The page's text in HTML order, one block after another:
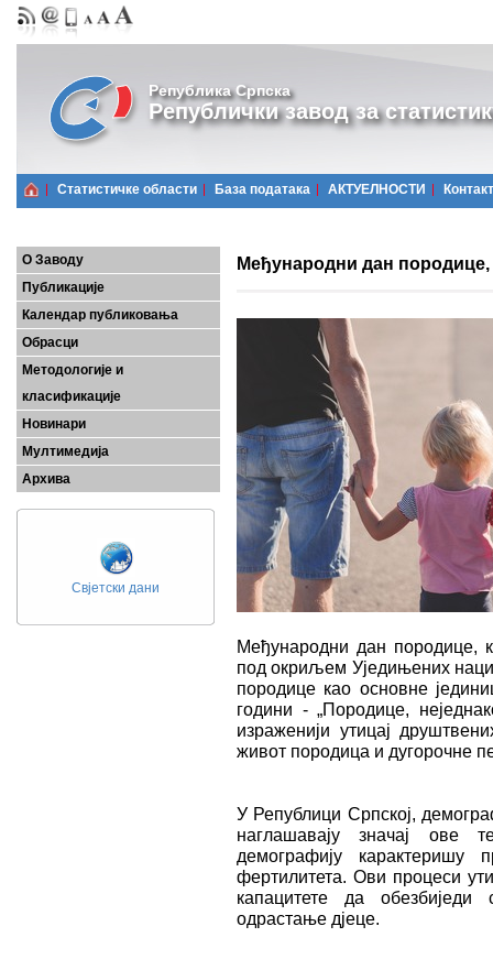
Република Српска
Републички завод за
Статистичке области Базa података АКТУЕЛНОСТИ Контакт
О Заводу
Публикације
Календар публиковања
Обрасци
Методологије и
класификације
Новинари
Мултимедија
Архива
Свјетски дани
Међународни дан породице,
Међународни дан породице,
под окриљем Уједињених
породице као основне
години - „Породице,
израженији утицај
живот породица и дугорочне
У Републици Српској,
наглашавају значај ове
демографију
фертилитета. Ови процеси
капацитете да
одрастање дјеце.